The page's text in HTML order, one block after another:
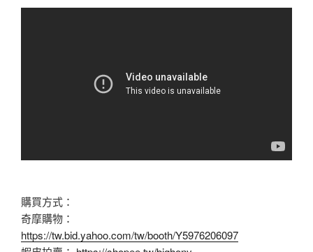
購買方式：
奇摩購物：
https://tw.bid.yahoo.com/tw/booth/Y5976206097